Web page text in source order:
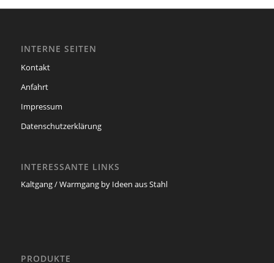
INTERNE SEITEN
Kontakt
Anfahrt
Impressum
Datenschutzerklärung
INTERESSANTE LINKS
Kaltgang / Warmgang by Ideen aus Stahl
PRODUKTE